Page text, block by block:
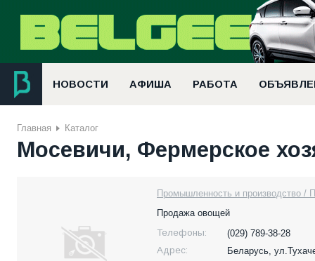
НОВОСТИ АФИША РАБОТА
Главная Каталог
Мосевичи, Фермерское
Промышленность и производство /
Продажа овощей
Телефоны:
(029) 789-38-28
Адрес:
Беларусь,